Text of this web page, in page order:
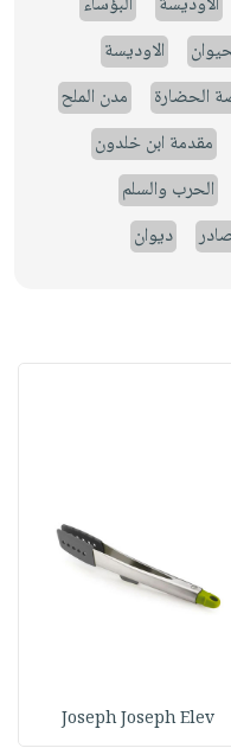
الاوديسة
الحضارة
مدن الملح
مقدمة ابن خلدون
الحرب والسلم
ديوان
Joseph Joseph Elev